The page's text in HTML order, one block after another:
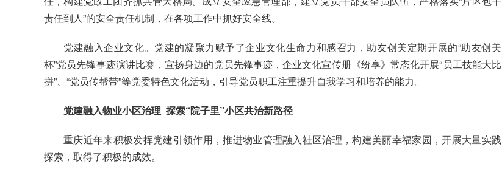
责任到人”的安全责任机制，在各项工作中抓好安全线。
党建融入企业文化。党建的凝聚力赋予了企业文化生命力和感召力，助友创美定期开展的“助友创美
杯”党员先锋事迹演讲比赛，宣扬身边的党员先锋事迹，企业文化宣传册《纷享》常态化开展“员工技能大比
拼”、“党员传帮带”等党委特色文化活动，引导党员职工注重提升自我学习和培养的能力。
党建融入物业小区治理 探索“院子里”小区共治新路径
重庆近年来积极发挥党建引领作用，推进物业管理融入社区治理，构建美丽幸福家园，开展大量实践
探索，取得了积极的成效。